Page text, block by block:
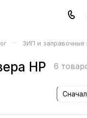
– ЗИП и заправочные
HP 6